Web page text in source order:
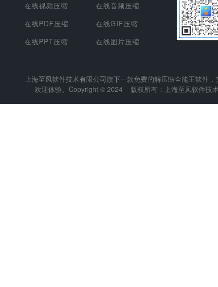
在线视频压缩
在线PDF压缩
在线PPT压缩
在线音频压缩
在线GIF压缩
在线图片压缩
上海至凤软件技术有限公司旗下一款免费的解压缩全能王软件
欢迎体验。Copyright © 2024 版权所有：上海至凤软件技